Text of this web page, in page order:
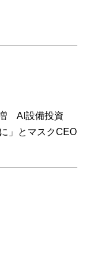
AI設備投資
」とマスクCEO